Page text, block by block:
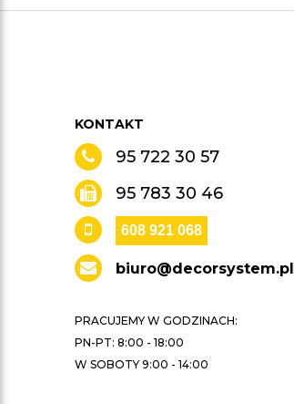
KONTAKT
95 722 30 57
95 783 30 46
608 921 068
biuro@decorsystem.pl
PRACUJEMY W GODZINACH:
PN-PT: 8:00 - 18:00
W SOBOTY 9:00 - 14:00